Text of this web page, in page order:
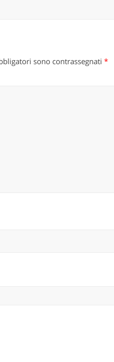
sono contrassegnati *